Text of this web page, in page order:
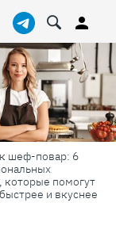
шеф-повар: 6
которые помогут
и вкуснее